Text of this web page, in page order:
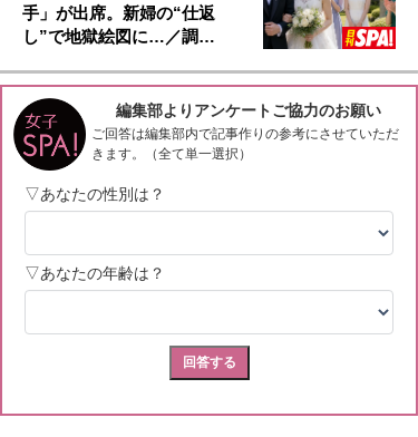
手」が出席。新婦の“仕返
し”で地獄絵図に…／調…